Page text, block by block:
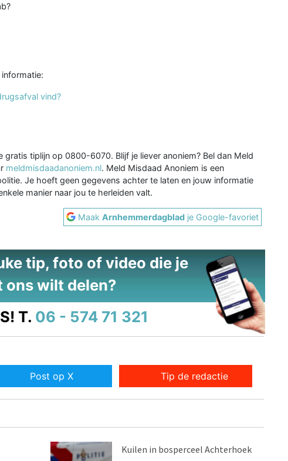
vind?
gratis tiplijn op 0800-6070. Blijf je liever anoniem? Bel dan Meld
meldmisdaadanoniem.nl. Meld Misdaad Anoniem is een
Je hoeft geen gegevens achter te laten en jouw informatie
manier naar jou te herleiden valt.
MaakArnhemmerdagblad je Google-favoriet
tip, foto of video die je
ons wilt delen?
T. 06 - 574 71 321
Post op X Tip de redactie
Kuilen in bosperceel Achterhoek